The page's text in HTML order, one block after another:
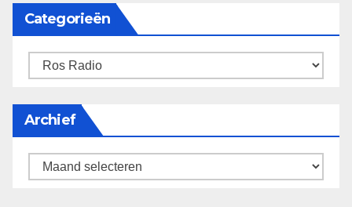
Categorieën
categorieën
Archief
Archief